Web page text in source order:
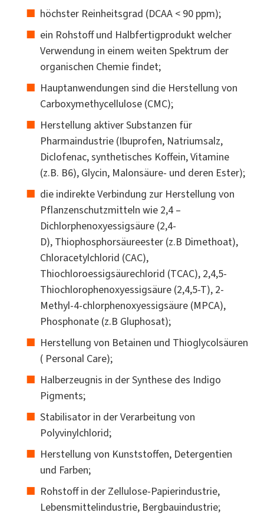
höchster Reinheitsgrad (DCAA < 90 ppm);
ein Rohstoff und Halbfertigprodukt welcher
Verwendung in einem weiten Spektrum der
organischen Chemie findet;
Hauptanwendungen sind die Herstellung von
Carboxymethycellulose (CMC);
Herstellung aktiver Substanzen für
Pharmaindustrie (Ibuprofen, Natriumsalz,
Diclofenac, synthetisches Koffein, Vitamine
(z.B. B6), Glycin, Malonsäure- und deren Ester);
die indirekte Verbindung zur Herstellung von
Pflanzenschutzmitteln wie 2,4 –
Dichlorphenoxyessigsäure (2,4-
D), Thiophosphorsäureester (z.B Dimethoat),
Chloracetylchlorid (CAC),
Thiochloroessigsäurechlorid (TCAC), 2,4,5-
Thiochlorophenoxyessigsäure (2,4,5-T), 2-
Methyl-4-chlorphenoxyessigsäure (MPCA),
Phosphonate (z.B Gluphosat);
Herstellung von Betainen und Thioglycolsäuren
( Personal Care);
Halberzeugnis in der Synthese des Indigo
Pigments;
Stabilisator in der Verarbeitung von
Polyvinylchlorid;
Herstellung von Kunststoffen, Detergentien
und Farben;
Rohstoff in der Zellulose-Papierindustrie,
Lebensmittelindustrie, Bergbauindustrie;